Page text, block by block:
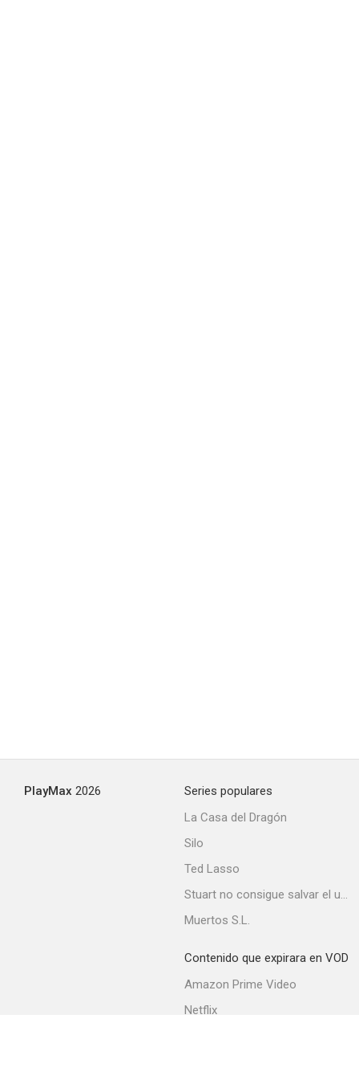
PlayMax 2026
Series populares
La Casa del Dragón
Silo
Ted Lasso
Stuart no consigue salvar el universo
Muertos S.L.
Contenido que expirara en VOD
Amazon Prime Video
Netflix